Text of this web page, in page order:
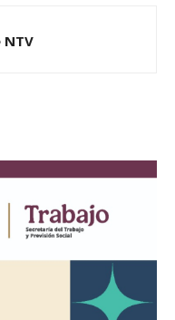
NTV